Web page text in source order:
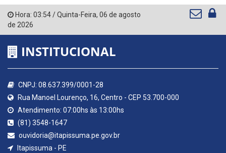
Hora: 03:54/Quinta-Feira, 06 de agosto
de 2026
INSTITUCIONAL
CNPJ: 08.637.399/0001-28
Rua Manoel Lourenço, 16, Centro - CEP 53.700-000
Atendimento: 07:00hs às 13:00hs
(81) 3548-1647
ouvidoria@itapissuma.pe.gov.br
Itapissuma - PE